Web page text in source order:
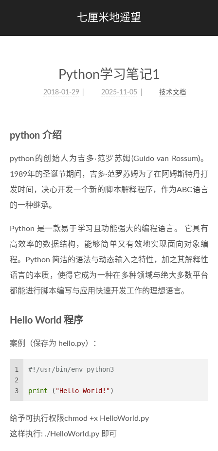
七厘米地遥望
Python学习笔记1
2018-01-29 2025-11-05 技术文档
python 介绍
python的创始人为吉多·范罗苏姆(Guido van Rossum)。
1989年的圣诞节期间，吉多·范罗苏姆为了在阿姆斯特丹打
发时间，决心开发一个新的脚本解释程序，作为ABC语言
的一种继承。
Python 是一款易于学习且功能强大的编程语言。 它具有
高效率的数据结构，能够简单又有效地实现面向对象编
程。Python 简洁的语法与动态输入之特性，加之其解释性
语言的本质，使得它成为一种在多种领域与绝大多数平台
都能进行脚本编写与应用快速开发工作的理想语言。
Hello World 程序
案例（保存为 hello.py）：
1
2
3
#!/usr/bin/env python3
print ( "Hello World!")
给予可执行权限chmod +x HelloWorld.py
这样执行: ./HelloWorld.py 即可